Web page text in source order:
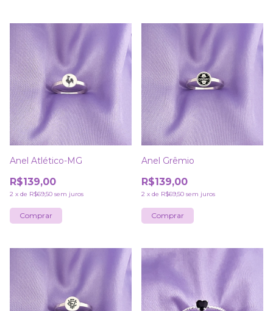
Anel Atlético-MG
R$139,00
2 x de R$69,50 sem juros
Comprar
Anel Grêmio
R$139,00
2 x de R$69,50 sem juros
Comprar